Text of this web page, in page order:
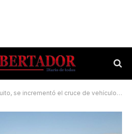
incrementó el cruce de vehículos en Santo Tomé